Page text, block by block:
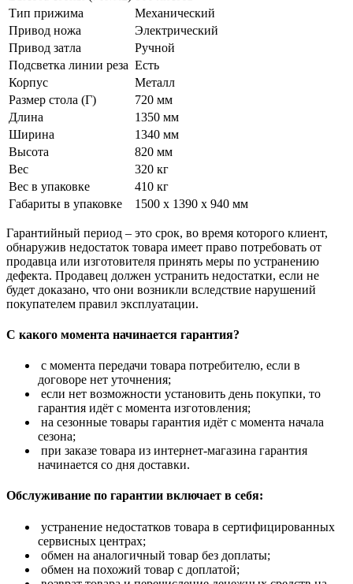
Тип прижима
Механический
Привод ножа
Электрический
Привод затла
Ручной
Подсветка линии реза Есть
Корпус
Металл
Размер стола (Г)
720 мм
Длина
1350 мм
Ширина
1340 мм
Высота
820 мм
Вес
320 кг
Вес в упаковке
410 кг
Габариты в упаковке
1500 x 1390 x 940 мм
Гарантийный период – это срок, во время которого клиент,
обнаружив недостаток товара имеет право потребовать от
продавца или изготовителя принять меры по устранению
дефекта. Продавец должен устранить недостатки, если не
будет доказано, что они возникли вследствие нарушений
покупателем правил эксплуатации.
С какого момента начинается гарантия?
с момента передачи товара потребителю, если в
договоре нет уточнения;
если нет возможности установить день покупки, то
гарантия идёт с момента изготовления;
на сезонные товары гарантия идёт с момента начала
сезона;
при заказе товара из интернет-магазина гарантия
начинается со дня доставки.
Обслуживание по гарантии включает в себя:
устранение недостатков товара в сертифицированных
сервисных центрах;
обмен на аналогичный товар без доплаты;
обмен на похожий товар с доплатой;